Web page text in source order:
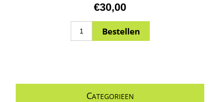
€30,00
CATEGORIEEN